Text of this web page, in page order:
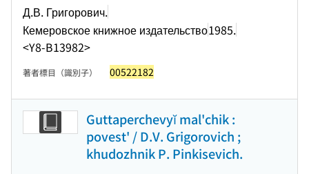
Д.В. Григорович.
Кемеровское книжное издательство1985.
<Y8-B13982>
著者標目（識別子） 00522182
Guttaperchevyĭ mal'chik :
povest' / D.V. Grigorovich ;
khudozhnik P. Pinkisevich.